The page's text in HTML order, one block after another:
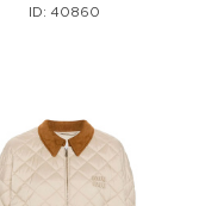
ID: 40860